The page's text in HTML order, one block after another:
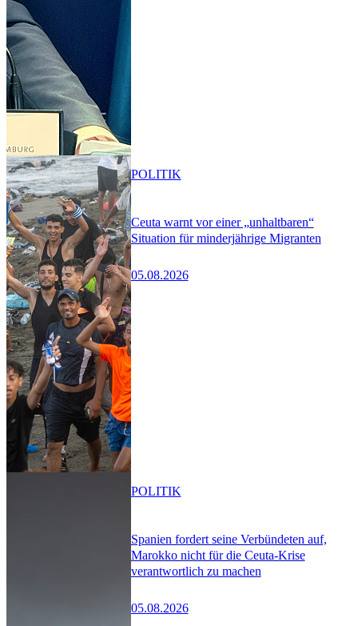
Ceuta warnt vor einer „unhaltbaren“
Situation für minderjährige Migranten
05.08.2026
POLITIK
Spanien fordert seine Verbündeten auf,
Marokko nicht für die Ceuta-Krise
verantwortlich zu machen
05.08.2026
POLITIK